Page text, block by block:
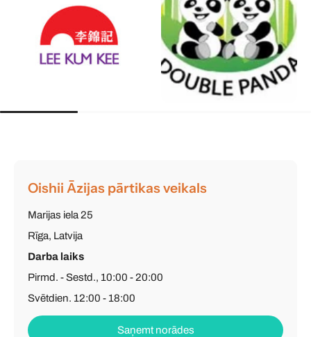
Oishii Āzijas pārtikas veikals
Marijas iela 25
Rīga, Latvija
Darba laiks
Pirmd. - Sestd., 10:00 - 20:00
Svētdien, 12:00 - 18:00
Tālrunis: (+371) 26 603 502
Saņemt norādes